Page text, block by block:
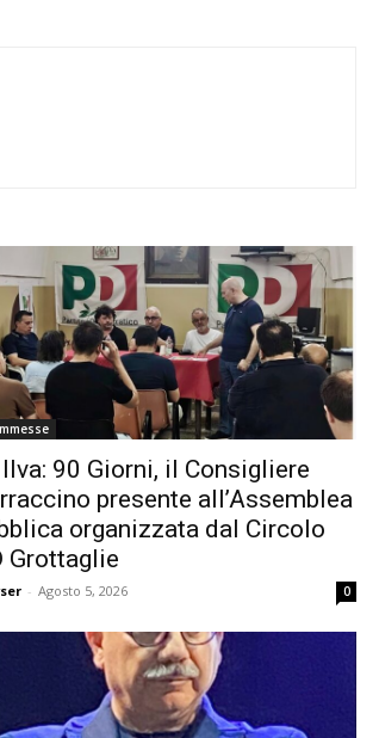
Ilva: 90 Giorni, il Consigliere
presente all’Assemblea
organizzata dal Circolo
Grottaglie
- Agosto 5, 2026 0